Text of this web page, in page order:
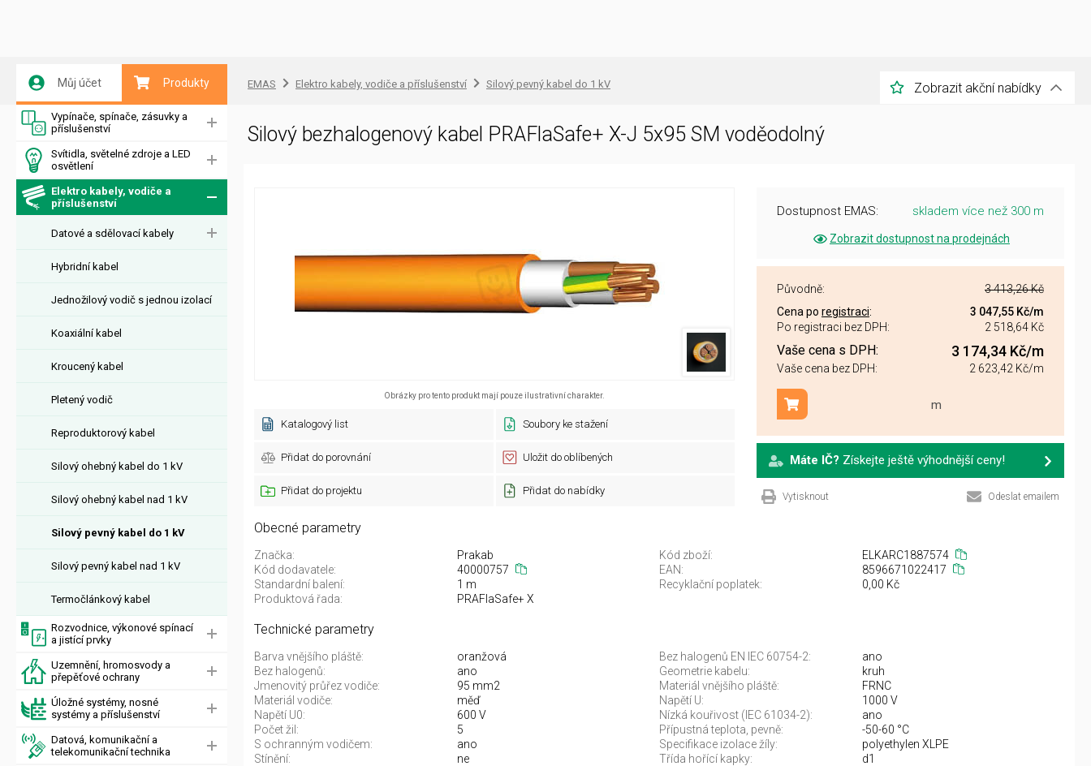
Můj účet Produkty
Vypínače, spínače, zásuvky a
příslušenství
Svítidla, světelné zdroje a LED
osvětlení
Elektro kabely, vodiče a
příslušenství
Datové a sdělovací kabely
Hybridní kabel
Jednožilový vodič s jednou izolací
Koaxiální kabel
Kroucený kabel
Pletený vodič
Reproduktorový kabel
Silový ohebný kabel do 1 kV
Silový ohebný kabel nad 1 kV
Silový pevný kabel do 1 kV
Silový pevný kabel nad 1 kV
Termočlánkový kabel
Rozvodnice, výkonové spínací
a jistící prvky
Uzemnění, hromosvody a
přepěťové ochrany
Úložné systémy, nosné
systémy a příslušenství
Datová, komunikační a
telekomunikační technika
EMAS Elektro kabely, vodiče a příslušenství Silový pevný kabel do 1 kV Zobrazit akční nabídky
Silový bezhalogenový kabel PRAFlaSafe+ X-J 5x95 SM voděodolný
Obrázky pro tento produkt mají pouze ilustrativní charakter.
Katalogový list Soubory ke stažení
Přidat do porovnání Uložit do oblíbených
Přidat do projektu Přidat do nabídky
Dostupnost EMAS: skladem více než 300 m
Zobrazit dostupnost na prodejnách
Původně:
3 413,26 Kč
Cena po registraci: 3 047,55 Kč/m
Po registraci bez DPH:
2 518,64 Kč
Vaše cena s DPH: 3 174,34 Kč/m
Vaše cena bez DPH: 2 623,42 Kč/m
m
Přidat do košíku
Máte IČ? Získejte ještě výhodnější ceny!
Vytisknout Odeslat emailem
Obecné parametry
Značka: Prakab Kód zboží:
ELKARC1887574
Kód dodavatele:
40000757 EAN:
8596671022417
Standardní balení:
1 m Recyklační poplatek:
0,00 Kč
Produktová řada:
PRAFlaSafe+ X
Technické parametry
Barva vnějšího pláště: oranžová Bez halogenů EN IEC 60754-2:
ano
Bez halogenů:
ano Geometrie kabelu:
kruh
Jmenovitý průřez vodiče:
95 mm2 Materiál vnějšího pláště:
FRNC
Materiál vodiče:
měď Napětí U:
1000 V
Napětí U0:
600 V Nízká kouřivost (IEC 61034-2):
ano
Počet žil:
5 Přípustná teplota, pevně:
-50-60 °C
S ochranným vodičem:
ano Specifikace izolace žíly:
polyethylen XLPE
Stínění:
ne Třída hořící kapky:
d1